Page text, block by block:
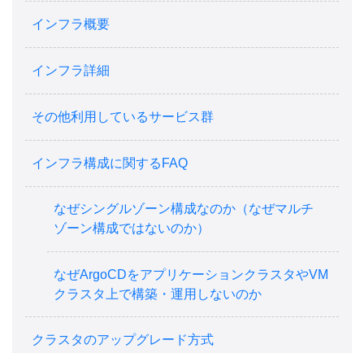
インフラ概要
インフラ詳細
その他利用しているサービス群
インフラ構成に関するFAQ
なぜシングルゾーン構成なのか（なぜマルチ
ゾーン構成ではないのか）
なぜArgoCDをアプリケーションクラスタやVM
クラスタ上で構築・運用しないのか
クラスタのアップグレード方式